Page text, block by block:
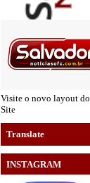
Visite o novo layout do
Site
Translate
INSTAGRAM